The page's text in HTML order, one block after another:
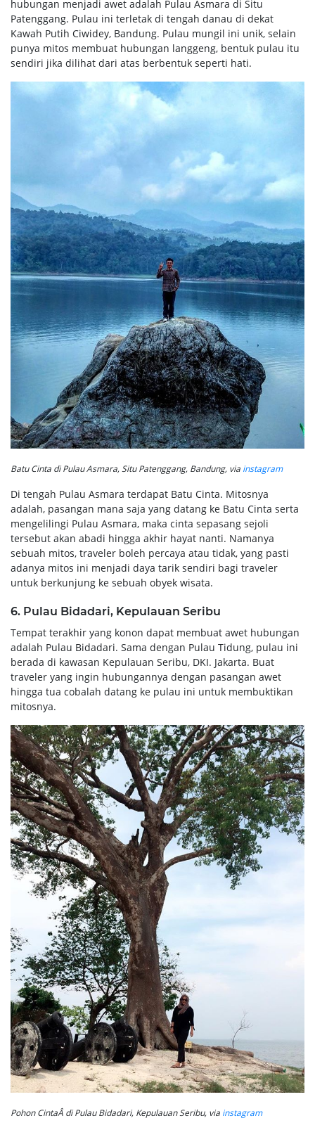
hubungan menjadi awet adalah Pulau Asmara di Situ
Patenggang. Pulau ini terletak di tengah danau di dekat
Kawah Putih Ciwidey, Bandung. Pulau mungil ini unik, selain
punya mitos membuat hubungan langgeng, bentuk pulau itu
sendiri jika dilihat dari atas berbentuk seperti hati.
Batu Cinta di Pulau Asmara, Situ Patenggang, Bandung, via instagram
Di tengah Pulau Asmara terdapat Batu Cinta. Mitosnya
adalah, pasangan mana saja yang datang ke Batu Cinta serta
mengelilingi Pulau Asmara, maka cinta sepasang sejoli
tersebut akan abadi hingga akhir hayat nanti. Namanya
sebuah mitos, traveler boleh percaya atau tidak, yang pasti
adanya mitos ini menjadi daya tarik sendiri bagi traveler
untuk berkunjung ke sebuah obyek wisata.
6. Pulau Bidadari, Kepulauan Seribu
Tempat terakhir yang konon dapat membuat awet hubungan
adalah Pulau Bidadari. Sama dengan Pulau Tidung, pulau ini
berada di kawasan Kepulauan Seribu, DKI. Jakarta. Buat
traveler yang ingin hubungannya dengan pasangan awet
hingga tua cobalah datang ke pulau ini untuk membuktikan
mitosnya.
Pohon CintaÂ di Pulau Bidadari, Kepulauan Seribu, via instagram